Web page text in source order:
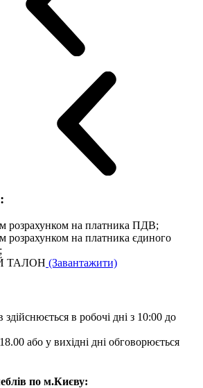
розрахунком на платника ПДВ;
розрахунком на платника єдиного
ТАЛОН (Завантажити)
здійснюється в робочі дні з 10:00 до
або у вихідні дні обговорюється
по м.Києву: